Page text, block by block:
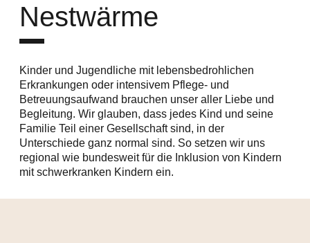
Nestwärme
Kinder und Jugendliche mit lebensbedrohlichen
Erkrankungen oder intensivem Pflege- und
Betreuungsaufwand brauchen unser aller Liebe und
Begleitung. Wir glauben, dass jedes Kind und seine
Familie Teil einer Gesellschaft sind, in der
Unterschiede ganz normal sind. So setzen wir uns
regional wie bundesweit für die Inklusion von Kindern
mit schwerkranken Kindern ein.